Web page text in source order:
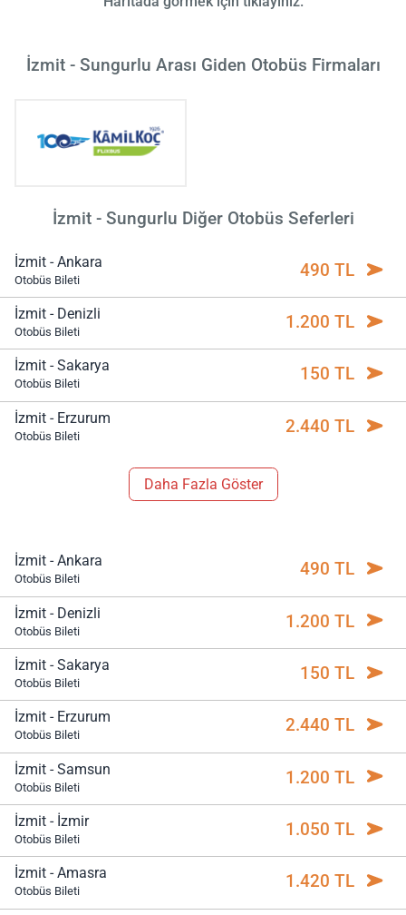
İzmit - Sungurlu Arası Giden Otobüs Firmaları
İzmit - Sungurlu Diğer Otobüs Seferleri
İzmit - Ankara
Otobüs Bileti 490 TL
İzmit - Denizli
Otobüs Bileti 1.200 TL
İzmit - Sakarya
Otobüs Bileti 150 TL
İzmit - Erzurum
Otobüs Bileti 2.440 TL
Daha Fazla Göster
İzmit - Ankara
Otobüs Bileti 490 TL
İzmit - Denizli
Otobüs Bileti 1.200 TL
İzmit - Sakarya
Otobüs Bileti 150 TL
İzmit - Erzurum
Otobüs Bileti 2.440 TL
İzmit - Samsun
Otobüs Bileti 1.200 TL
İzmit - İzmir
Otobüs Bileti 1.050 TL
İzmit - Amasra
Otobüs Bileti 1.420 TL